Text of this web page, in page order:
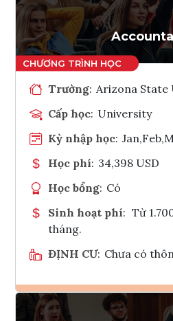
Trường: Arizona State
Cấp học: University
Kỳ nhập học:
Học phí: 34,398 USD
Học bổng: Có
Sinh hoạt phí: Từ
tháng.
ĐỊNH CƯ: Chưa có